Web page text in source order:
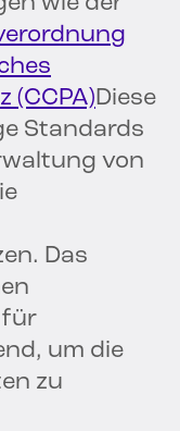
(CCPA)Diese
Standards
von
Das
für
um die
zu